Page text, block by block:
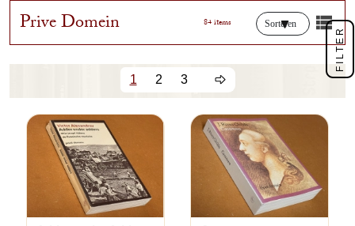
Prive Domein 84 items Sorteren
1 2 3
FILTER